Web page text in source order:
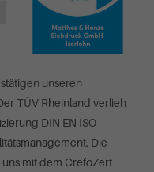
unseren
TÜV Rheinland verlieh
DIN EN ISO
Die
mit dem CrefoZert